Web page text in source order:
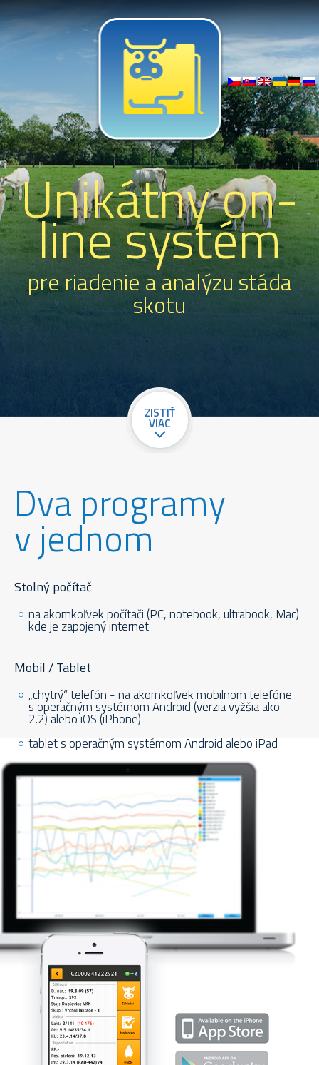
ZISTIŤ
VIAC
Unikátny on-
line systém
pre riadenie a analýzu stáda
skotu
Dva programy
v jednom
Stolný počítač
na akomkoľvek počítači (PC, notebook, ultrabook, Mac)
kde je zapojený internet
Mobil / Tablet
„chytrý“ telefón - na akomkoľvek mobilnom telefóne
s operačným systémom Android (verzia vyžšia ako
2.2) alebo iOS (iPhone)
tablet s operačným systémom Android alebo iPad